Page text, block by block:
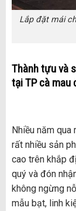
Lắp đặt mái
Thành tựu và
tại TPcà mau
Nhiều năm
rất nhiều sản
cao trên khắp
quý và đón
không ngừng
mẫu bạt, linh